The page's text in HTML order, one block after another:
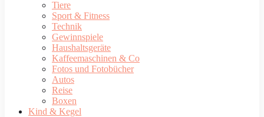
Tiere
Sport & Fitness
Technik
Gewinnspiele
Haushaltsgeräte
Kaffeemaschinen & Co
Fotos und Fotobücher
Autos
Reise
Boxen
Kind & Kegel